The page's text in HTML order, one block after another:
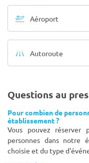
Aéroport
Autoroute
Questions au
Pour combien de
établissement ?
Vous pouvez
personnes dans notre
choisie et du type